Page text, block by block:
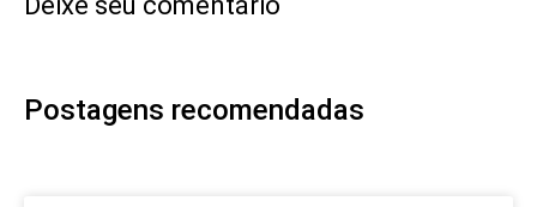
Postagens recomendadas